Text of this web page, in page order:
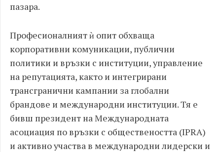
пазара.
Професионалният ѝ опит обхваща
корпоративни комуникации, публични
политики и връзки с институции, управление
на репутацията, както и интегрирани
трансгранични кампании за глобални
брандове и международни институции. Тя е
бивш президент на Международната
асоциация по връзки с обществеността (IPRA)
и активно участва в международни лидерски и